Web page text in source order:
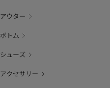
アウター
ボトム
シューズ
アクセサリー